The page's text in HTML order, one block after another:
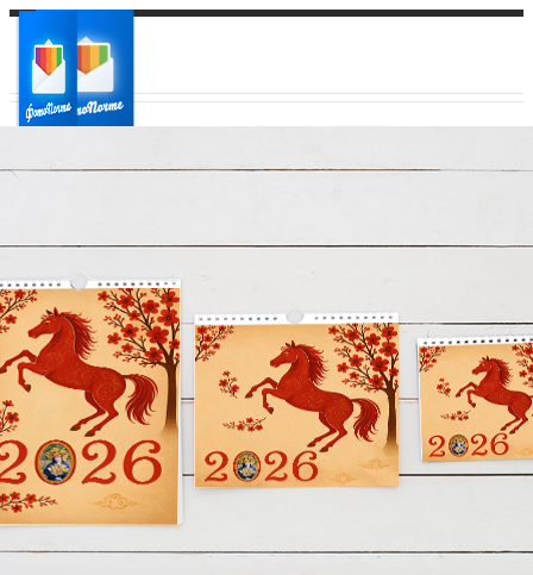
Ваш регион доставки
Выберите из списка: